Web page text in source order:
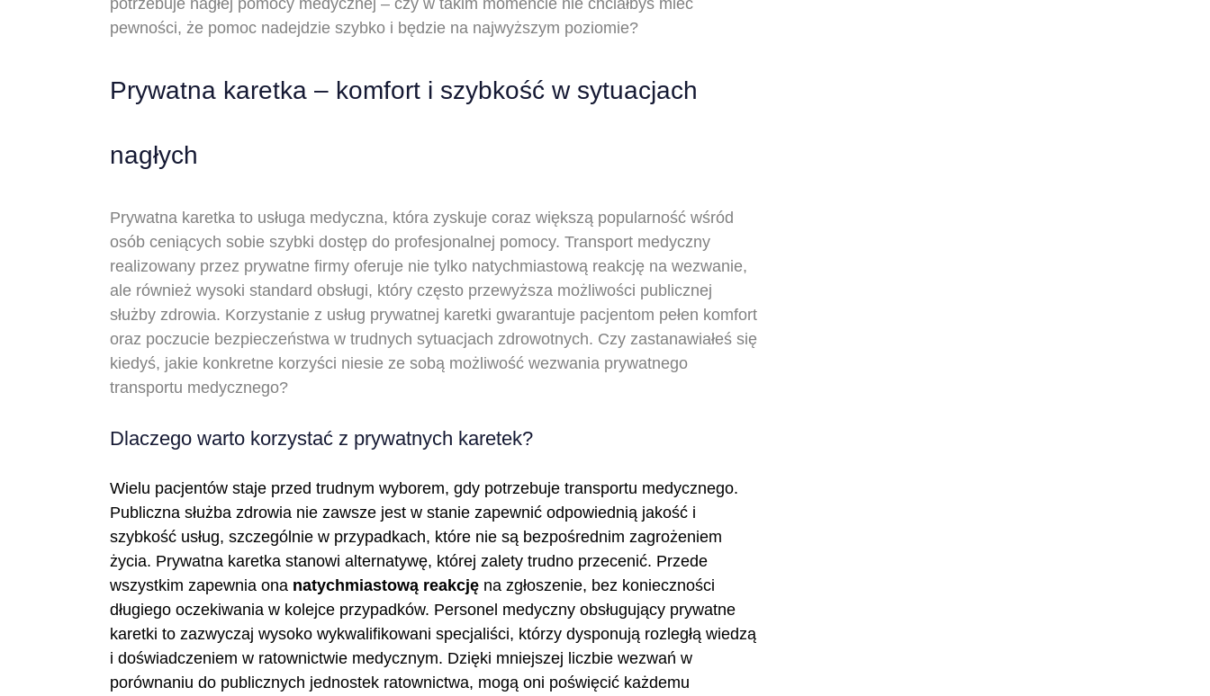
pewności, że pomoc nadejdzie szybko i będzie na najwyższym poziomie?
Prywatna karetka – komfort i szybkość w sytuacjach
nagłych
Prywatna karetka to usługa medyczna, która zyskuje coraz większą popularność wśród
osób ceniących sobie szybki dostęp do profesjonalnej pomocy. Transport medyczny
realizowany przez prywatne firmy oferuje nie tylko natychmiastową reakcję na wezwanie,
ale również wysoki standard obsługi, który często przewyższa możliwości publicznej
służby zdrowia. Korzystanie z usług prywatnej karetki gwarantuje pacjentom pełen komfort
oraz poczucie bezpieczeństwa w trudnych sytuacjach zdrowotnych. Czy zastanawiałeś się
kiedyś, jakie konkretne korzyści niesie ze sobą możliwość wezwania prywatnego
transportu medycznego?
Dlaczego warto korzystać z prywatnych karetek?
Wielu pacjentów staje przed trudnym wyborem, gdy potrzebuje transportu medycznego.
Publiczna służba zdrowia nie zawsze jest w stanie zapewnić odpowiednią jakość i
szybkość usług, szczególnie w przypadkach, które nie są bezpośrednim zagrożeniem
życia. Prywatna karetka stanowi alternatywę, której zalety trudno przecenić. Przede
wszystkim zapewnia ona natychmiastową reakcję na zgłoszenie, bez konieczności
długiego oczekiwania w kolejce przypadków. Personel medyczny obsługujący prywatne
karetki to zazwyczaj wysoko wykwalifikowani specjaliści, którzy dysponują rozległą wiedzą
i doświadczeniem w ratownictwie medycznym. Dzięki mniejszej liczbie wezwań w
porównaniu do publicznych jednostek ratownictwa, mogą oni poświęcić każdemu